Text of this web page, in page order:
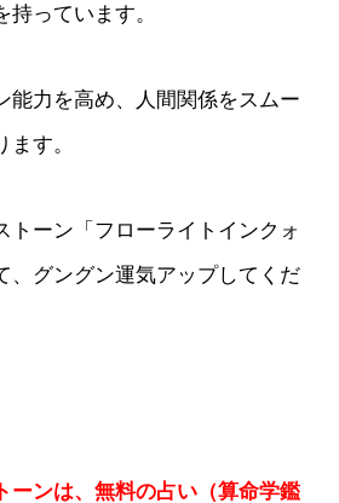
っています。
能力を高め、人間関係をスムー
す。
トーン「フローライトインクォ
、グングン運気アップしてくだ
ーンは、無料の占い（算命学鑑